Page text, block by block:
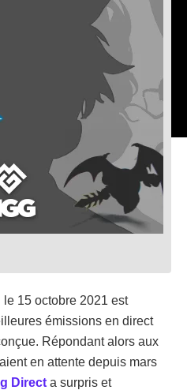
15 octobre 2021 est
émissions en direct
Répondant alors aux
en attente depuis mars
Direct a surpris et